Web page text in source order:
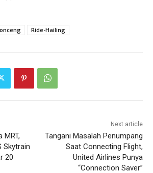
Ride-Hailing
MRT,
Skytrain
20
Next article
Tangani Masalah Penumpang
Saat Connecting Flight,
United Airlines Punya
“Connection Saver”